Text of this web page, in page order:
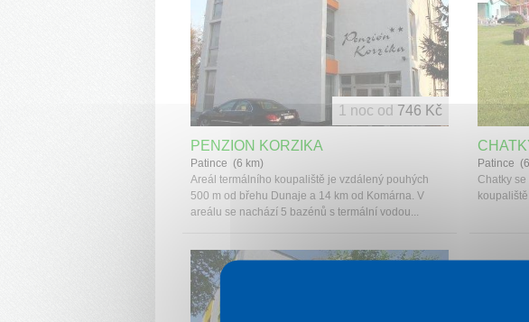
PENZION KORZIKA
Patince (6 km)
Areál termálního koupaliště je vzdálený pouhých
500 m od břehu Dunaje a 14 km od Komárna. V
areálu se nachází 5 bazénů s termální vodou...
1 noc od 746 Kč
Patince
Chatky